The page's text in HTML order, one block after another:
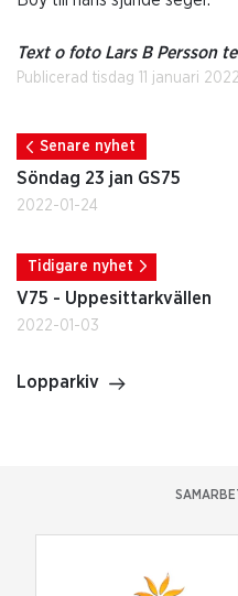
Text o foto Lars B Persson
Publicerad tisdag 11 januari
Senare nyhet
Söndag 23 jan GS75
2022-01-24
Tidigare nyhet
V75 - Uppesittarkvällen
2022-01-03
Lopparkiv